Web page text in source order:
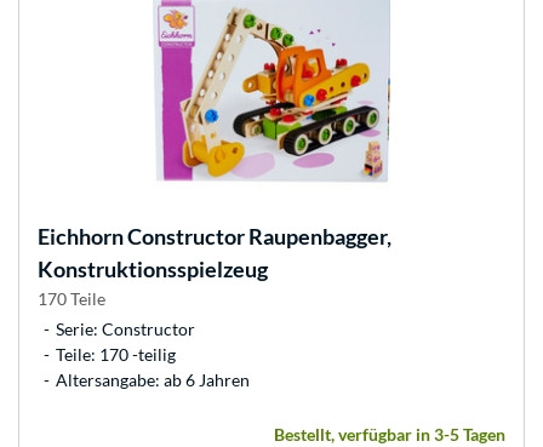
EichhornConstructor Raupenbagger,
Konstruktionsspielzeug
170 Teile
Serie: Constructor
Teile: 170 -teilig
Altersangabe: ab 6 Jahren
Bestellt, verfügbar in 3-5 Tagen